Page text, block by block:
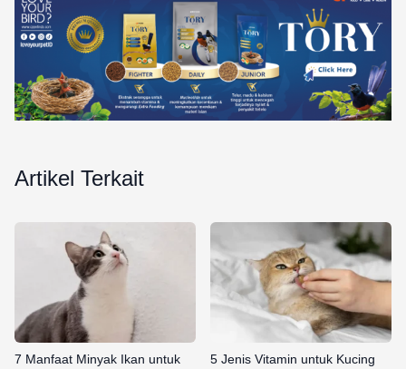
Artikel Terkait
7 Manfaat Minyak Ikan untuk
5 Jenis Vitamin untuk Kucing